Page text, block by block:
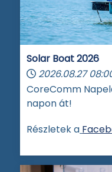
Solar Boat 2026
2026.08.27
CoreComm
napon át!
Részletek a